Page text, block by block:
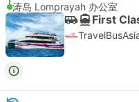
涛岛 Lomprayah 办公室
First